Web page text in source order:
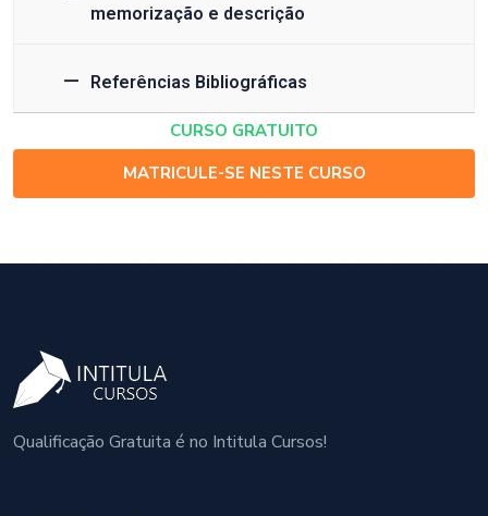
memorização e descrição
Referências Bibliográficas
CURSO GRATUITO
MATRICULE-SE NESTE CURSO
Qualificação Gratuita é no Intitula Cursos!